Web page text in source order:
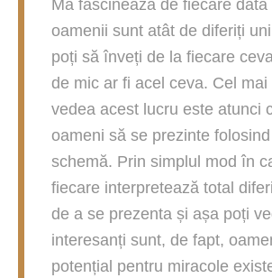
Mă fascinează de fiecare
oamenii sunt atât de diferiți
poți să înveți de la fiecare
de mic ar fi acel ceva. Cel
vedea acest lucru este atunci
oameni să se prezinte
schemă. Prin simplul mod în
fiecare interpretează total
de a se prezenta și așa poți
interesanți sunt, de fapt,
potențial pentru miracole